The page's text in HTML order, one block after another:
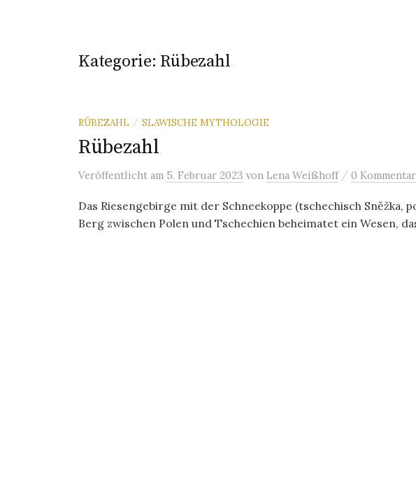
Kategorie: Rübezahl
RÜBEZAHL / SLAWISCHE MYTHOLOGIE
Rübezahl
Veröffentlicht am 5. Februar 2023 von Lena Weißhoff / 0
Das Riesengebirge mit der Schneekoppe (tschechisch Sněžka,
Berg zwischen Polen und Tschechien beheimatet ein Wesen,